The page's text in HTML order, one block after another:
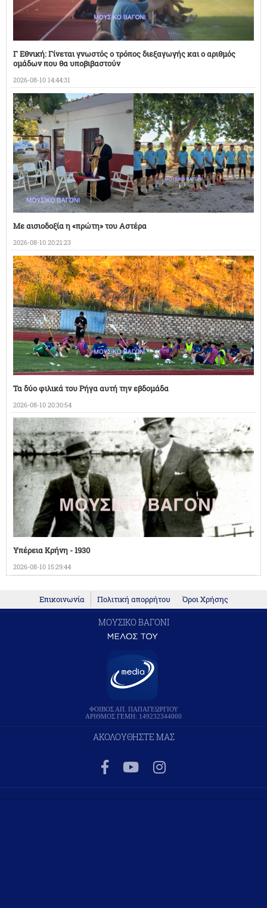
Γ Εθνική: Γίνεται γνωστός ο τρόπος διεξαγωγής και ο αριθμός
ομάδων που θα υποβιβαστούν
2026-08-10 14:44:31
Με αισιοδοξία η «πρώτη» του Αστέρα
2026-08-10 20:21:23
Τα δύο φιλικά του Ρήγα αυτή την εβδομάδα
2026-08-10 20:30:54
Υπέρεια Κρήνη - 1930
2026-08-10 15:29:44
Επικοινωνία Πολιτική απορρήτου Όροι Χρήσης
ΜΟΥΣΙΚΟ ΒΑΓΟΝΙ
ΦΟΙΒΟΣ ΑΠ. ΠΑΠΑΓΕΩΡΓΙΟΥ
ΑΡΙΘΜΟΣ ΓΕΜΗ: 149232344000
ΑΚΟΛΟΥΘΗΣΤΕ ΜΑΣ